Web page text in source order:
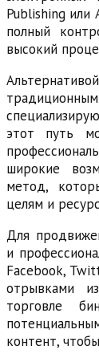
Publishing или
полный
высокий
этот путь
широкие
метод,
целям и
Для
и
Facebook,
отрывками
торговле
контент,